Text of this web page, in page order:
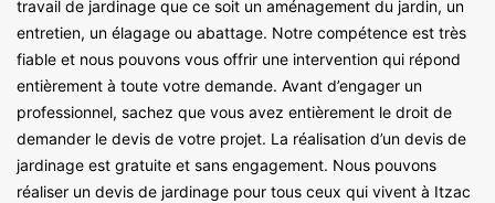
travail de jardinage que ce soit un aménagement du jardin, un
entretien, un élagage ou abattage. Notre compétence est très
fiable et nous pouvons vous offrir une intervention qui répond
entièrement à toute votre demande. Avant d’engager un
professionnel, sachez que vous avez entièrement le droit de
demander le devis de votre projet. La réalisation d’un devis de
jardinage est gratuite et sans engagement. Nous pouvons
réaliser un devis de jardinage pour tous ceux qui vivent à Itzac